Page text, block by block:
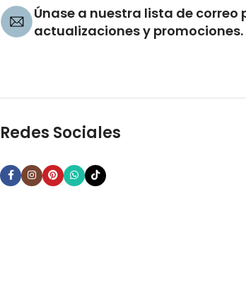
Únase a nuestra lista de
actualizaciones y promociones.
Redes Sociales